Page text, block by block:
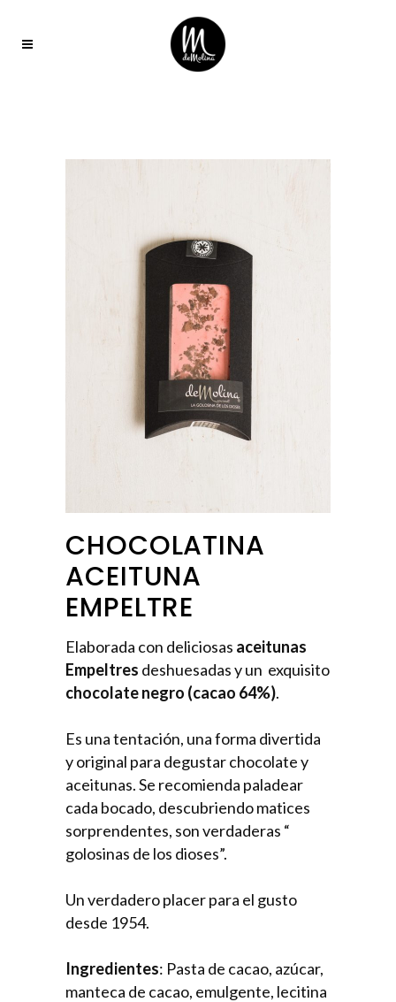
CHOCOLATINA
ACEITUNA
EMPELTRE
Elaborada con deliciosas aceitunas
Empeltres deshuesadas y un exquisito
chocolate negro (cacao 64%).
Es una tentación, una forma divertida
y original para degustar chocolate y
aceitunas. Se recomienda paladear
cada bocado, descubriendo matices
sorprendentes, son verdaderas “
golosinas de los dioses”.
Un verdadero placer para el gusto
desde 1954.
Ingredientes: Pasta de cacao, azúcar,
manteca de cacao, emulgente, lecitina